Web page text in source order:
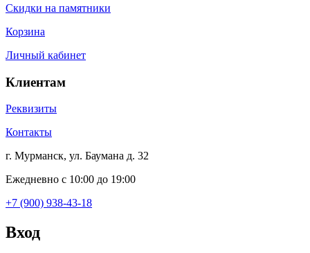
Скидки на памятники
Корзина
Личный кабинет
Клиентам
Реквизиты
Контакты
г. Мурманск, ул. Баумана д. 32
Ежедневно с 10:00 до 19:00
+7 (900) 938-43-18
Вход